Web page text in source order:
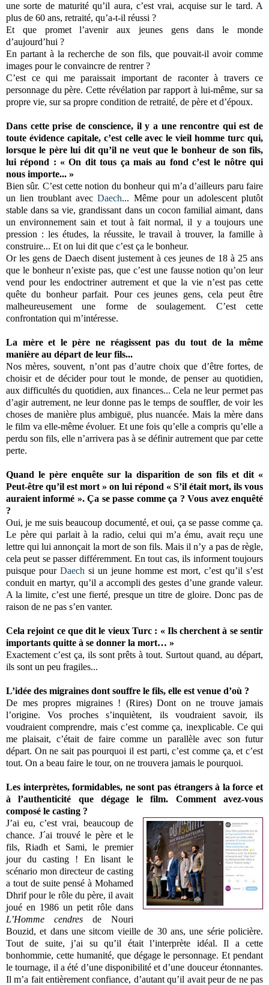
une sorte de maturité qu’il aura, c’est vrai, acquise sur le tard. A
plus de 60 ans, retraité, qu’a-t-il réussi ?
Et que promet l’avenir aux jeunes gens dans le monde
d’aujourd’hui ?
En partant à la recherche de son fils, que pouvait-il avoir comme
images pour le convaincre de rentrer ?
C’est ce qui me paraissait important de raconter à travers ce
personnage du père. Cette révélation par rapport à lui-même, sur sa
propre vie, sur sa propre condition de retraité, de père et d’époux.
Dans cette prise de conscience, il y a une rencontre qui est de
toute évidence capitale, c’est celle avec le vieil homme turc qui,
lorsque le père lui dit qu’il ne veut que le bonheur de son fils,
lui répond : « On dit tous ça mais au fond c’est le nôtre qui
nous importe... »
Bien sûr. C’est cette notion du bonheur qui m’a d’ailleurs paru faire
un lien troublant avecDaech... Même pour un adolescent plutôt
stable dans sa vie, grandissant dans un cocon familial aimant, dans
un environnement sain et tout à fait normal, il y a toujours une
pression : les études, la réussite, le travail à trouver, la famille à
construire... Et on lui dit que c’est ça le bonheur.
Or les gens de Daech disent justement à ces jeunes de 18 à 25 ans
que le bonheur n’existe pas, que c’est une fausse notion qu’on leur
vend pour les endoctriner autrement et que la vie n’est pas cette
quête du bonheur parfait. Pour ces jeunes gens, cela peut être
malheureusement une forme de soulagement. C’est cette
confrontation qui m’intéresse.
La mère et le père ne réagissent pas du tout de la même
manière au départ de leur fils...
Nos mères, souvent, n’ont pas d’autre choix que d’être fortes, de
choisir et de décider pour tout le monde, de penser au quotidien,
aux difficultés du quotidien, aux finances... Cela ne leur permet pas
d’agir autrement, ne leur donne pas le temps de souffler, de voir les
choses de manière plus ambiguë, plus nuancée. Mais la mère dans
le film va elle-même évoluer. Et une fois qu’elle a compris qu’elle a
perdu son fils, elle n’arrivera pas à se définir autrement que par cette
perte.
Quand le père enquête sur la disparition de son fils et dit «
Peut-être qu’il est mort » on lui répond « S’il était mort, ils vous
auraient informé ». Ça se passe comme ça ? Vous avez enquêté
?
Oui, je me suis beaucoup documenté, et oui, ça se passe comme ça.
Le père qui parlait à la radio, celui qui m’a ému, avait reçu une
lettre qui lui annonçait la mort de son fils. Mais il n’y a pas de règle,
cela peut se passer différemment. En tout cas, ils informent toujours
puisque pour Daech si un jeune homme est mort, c’est qu’il s’est
conduit en martyr, qu’il a accompli des gestes d’une grande valeur.
A la limite, c’est une fierté, presque un titre de gloire. Donc pas de
raison de ne pas s’en vanter.
Cela rejoint ce que dit le vieux Turc : « Ils cherchent à se sentir
importants quitte à se donner la mort… »
Exactement c’est ça, ils sont prêts à tout. Surtout quand, au départ,
ils sont un peu fragiles...
L’idée des migraines dont souffre le fils, elle est venue d’où ?
De mes propres migraines ! (Rires) Dont on ne trouve jamais
l’origine. Vos proches s’inquiètent, ils voudraient savoir, ils
voudraient comprendre, mais c’est comme ça, inexplicable. Ce qui
me plaisait, c’était de faire comme un parallèle avec son futur
départ. On ne sait pas pourquoi il est parti, c’est comme ça, et c’est
tout. On a beau faire le tour, on ne trouvera jamais le pourquoi.
Les interprètes, formidables, ne sont pas étrangers à la force et
à l’authenticité que dégage le film. Comment avez-vous
composé le casting ?
J’ai eu, c’est vrai, beaucoup de
chance. J´ai trouvé le père et le
fils, Riadh et Sami, le premier
jour du casting ! En lisant le
scénario mon directeur de casting
a tout de suite pensé à Mohamed
Dhrif pour le rôle du père, il avait
joué en 1986 un petit rôle dans
L’Homme cendres de Nouri
Bouzid, et dans une sitcom vieille de 30 ans, une série policière.
Tout de suite, j’ai su qu’il était l’interprète idéal. Il a cette
bonhommie, cette humanité, que dégage le personnage. Et pendant
le tournage, il a été d’une disponibilité et d’une douceur étonnantes.
Il m’a fait entièrement confiance, d’autant qu’il avait peur de ne pas